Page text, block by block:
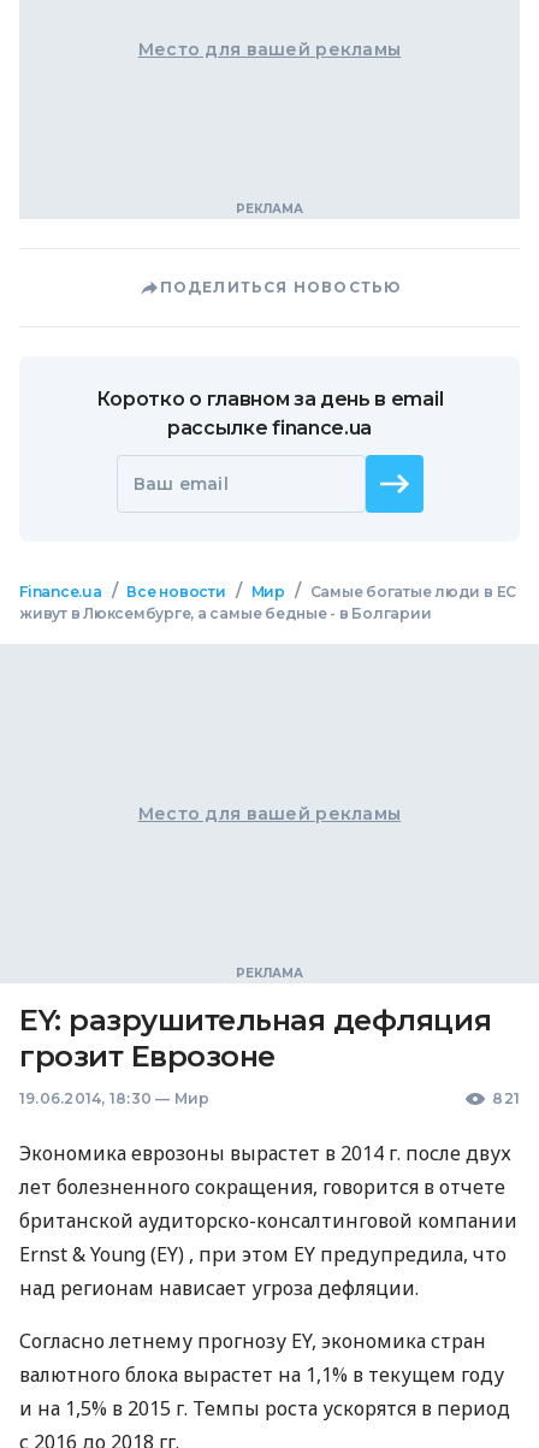
Место для вашей рекламы
ПОДЕЛИТЬСЯ НОВОСТЬЮ
Коротко о главном за день в email
рассылке finance.ua
Ваш email
Finance.ua / Все новости / Мир /
Самые богатые люди в ЕС
живут в Люксембурге, а самые бедные - в Болгарии
Место для вашей рекламы
EY: разрушительная дефляция
грозит Еврозоне
19.06.2014, 18:30 — Мир 821
Экономика еврозоны вырастет в 2014 г. после двух
лет болезненного сокращения, говорится в отчете
британской аудиторско-консалтинговой компании
Ernst & Young (EY) , при этом EY предупредила, что
над регионам нависает угроза дефляции.
Согласно летнему прогнозу EY, экономика стран
валютного блока вырастет на 1,1% в текущем году
и на 1,5% в 2015 г. Темпы роста ускорятся в период
с 2016 до 2018 гг.